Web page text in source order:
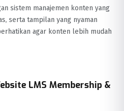
sistem manajemen konten yang
serta tampilan yang nyaman
agar konten lebih mudah
LMS Membership &